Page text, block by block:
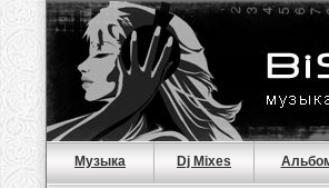
Музыка Dj Mixes